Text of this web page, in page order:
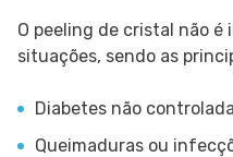
O peeling de cristal não é
situações, sendo as
Diabetes não
Queimaduras ou